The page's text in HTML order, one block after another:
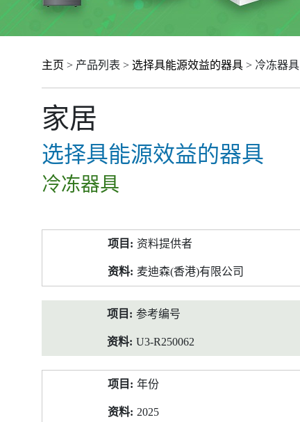
主页 > 产品列表 > 选择具能源效益的器具 > 冷冻器具
家居
选择具能源效益的器具
冷冻器具
料
资料提供者
麦迪森(香港)有限公司
参考编号
U3-R250062
年份
2025